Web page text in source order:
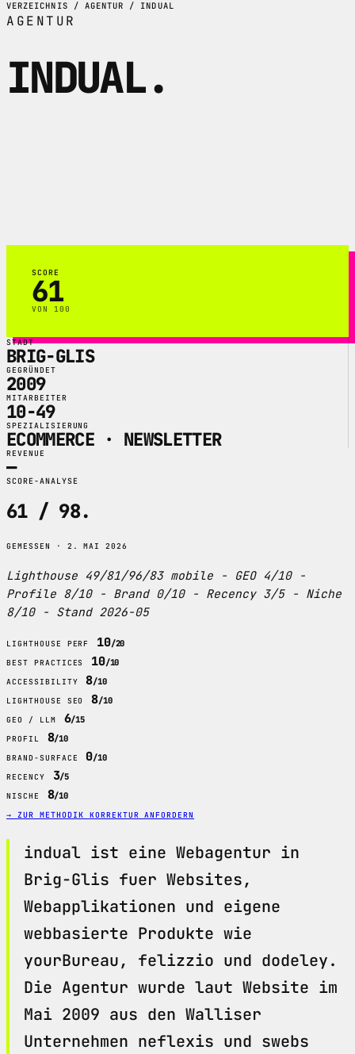
VERZEICHNIS / AGENTUR / INDUAL
AGENTUR
INDUAL.
SCORE
61
VON 100
STADT
BRIG-GLIS
GEGRÜNDET
2009
MITARBEITER
10-49
SPEZIALISIERUNG
ECOMMERCE · NEWSLETTER
REVENUE
—
SCORE-ANALYSE
61 / 98.
GEMESSEN · 2. MAI 2026
Lighthouse 49/81/96/83 mobile - GEO 4/10 -
Profile 8/10 - Brand 0/10 - Recency 3/5 - Niche
8/10 - Stand 2026-05
LIGHTHOUSE PERF 10/20
BEST PRACTICES 10/10
ACCESSIBILITY 8/10
LIGHTHOUSE SEO 8/10
GEO / LLM 6/15
PROFIL 8/10
BRAND-SURFACE 0/10
RECENCY 3/5
NISCHE 8/10
→ ZUR METHODIK KORREKTUR ANFORDERN
indual ist eine Webagentur in
Brig-Glis fuer Websites,
Webapplikationen und eigene
webbasierte Produkte wie
yourBureau, felizzio und dodeley.
Die Agentur wurde laut Website im
Mai 2009 aus den Walliser
Unternehmen neflexis und swebs